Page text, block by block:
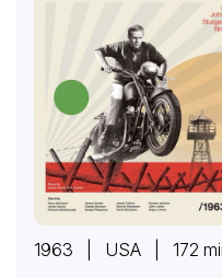
1963 | USA | 172